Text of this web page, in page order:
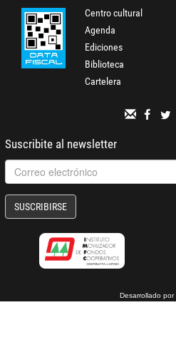
Centro cultural
Agenda
Ediciones
Biblioteca
Cartelera
Suscribite al newsletter
SUSCRIBIRSE
Desarrollado por